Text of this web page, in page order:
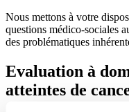
Nous mettons à votre
questions médico-sociales
des problématiques
Evaluation à
atteintes de